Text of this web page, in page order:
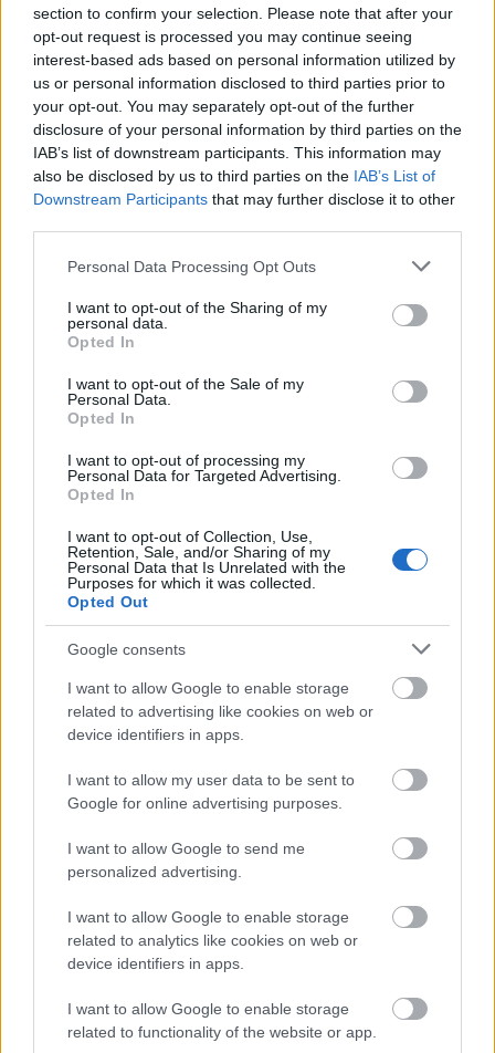
section to confirm your selection. Please note that after your
opt-out request is processed you may continue seeing
interest-based ads based on personal information utilized by
us or personal information disclosed to third parties prior to
your opt-out. You may separately opt-out of the further
disclosure of your personal information by third parties on the
IAB’s list of downstream participants. This information may
also be disclosed by us to third parties on the IAB’s List of
Downstream Participants that may further disclose it to other
Please note that this website/app uses one or more Google
not limited to your visit or usage behaviour. You may click to
grant or deny consent to Google and its third-party tags to
use your data for below specified purposes in below Google
consent section.
Personal Data Processing Opt Outs
I want to opt-out of the Sharing of my
personal data.
Opted In
I want to opt-out of the Sale of my
Personal Data.
Opted In
I want to opt-out of processing my
Personal Data for Targeted Advertising.
Opted In
I want to opt-out of Collection, Use,
Retention, Sale, and/or Sharing of my
Personal Data that Is Unrelated with the
Purposes for which it was collected.
Opted Out
Google consents
I want to allow Google to enable storage
related to advertising like cookies on web or
device identifiers in apps.
I want to allow my user data to be sent to
Google for online advertising purposes.
I want to allow Google to send me
personalized advertising.
I want to allow Google to enable storage
related to analytics like cookies on web or
device identifiers in apps.
I want to allow Google to enable storage
related to functionality of the website or app.
संशोधनातून असे दिसून आले आहे की झिंक मॅग्नेशियम उपवासाच्या
रक्तातील साखर आणि हिमोग्लोबिन A1c पातळी कमी करण्यात
प्रभावी आहे. या निष्कर्षांवरून असे दिसून येते की ZMA पारंपारिक
मधुमेह उपचारांना पूरक धोरण म्हणून काम करू शकते. ते एकूणच
रक्तातील साखरेची पातळी चांगल्या प्रकारे व्यवस्थापित करण्यास मदत
करू शकते.
ZMA चे संभाव्य वजन कमी करण्याचे
फायदे
वजन कमी करण्यावर ZMA चा थेट परिणाम पूर्णपणे स्थापित झालेला
नाही. तरीही, त्याचे घटक वजन व्यवस्थापनासाठी फायदे दर्शवतात.
अभ्यासांनुसार, हे खनिज भूक नियंत्रित करण्यास मदत करू शकते.
मॅग्नेशियमचा चयापचयावर होणारा परिणाम हा आणखी एक
केल्याने उर्जेची पातळी वाढू शकते. शरीर कार्यक्षमतेने कार्य करत राहून
हे अप्रत्यक्षपणे वजन व्यवस्थापनात मदत करू शकते. वजन कमी
या ध्येयाला पाठिंबा देऊ शकते.
वजन कमी करण्याच्या योजनेत ZMA समाकलित केल्याने एक समग्र
दृष्टिकोन मिळतो. हे लक्षात ठेवणे महत्त्वाचे आहे की निरोगी खाणे
आणि व्यायाम हे कायमस्वरूपी परिणामांसाठी महत्त्वाचे आहेत. जर
तुम्ही भूक नियंत्रणासाठी ZMA चा विचार करत असाल, तर
आरोग्यसेवा व्यावसायिकांचा सल्ला घ्या. ते तुमच्या गरजांनुसार
दृष्टिकोन तयार करण्यास आणि त्याचे फायदे मूल्यांकन करण्यास
मदत करू शकतात.
ZMA डोस शिफारसी
ZMA चे योग्य डोस शोधणे हे त्याचे फायदे जास्तीत जास्त वाढवण्याची
गुरुकिल्ली आहे. शिफारस केलेल्या प्रमाणात 30 मिलीग्राम झिंक, 450
मिलीग्राम मॅग्नेशियम आणि 10-11 मिलीग्राम व्हिटॅमिन B6 समाविष्ट
आहे. या पूरक मार्गदर्शक तत्त्वांचे पालन केल्याने ZMA चे सेवन
प्रभावीपणा आणि सुरक्षितता दोन्ही सुनिश्चित होते.
शोषण वाढवण्यासाठी झोपण्यापूर्वी रिकाम्या पोटी ZMA घेणे चांगले.
हा दृष्टिकोन शरीराच्या नैसर्गिक प्रक्रियांना समर्थन देतो. ZMA
सप्लिमेंटेशनमधून इच्छित परिणाम साध्य करण्यास देखील मदत करतो.